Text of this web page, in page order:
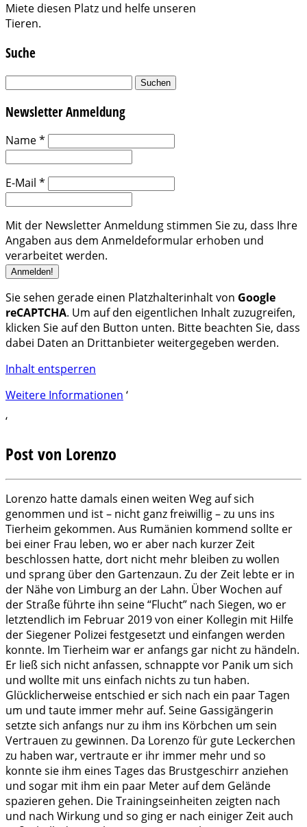
Miete diesen Platz und helfe unseren
Tieren.
Suche
Suchen
Newsletter Anmeldung
Name*
E-Mail *
Mit der Newsletter Anmeldung stimmen Sie zu, dass Ihre
Angaben aus dem Anmeldeformular erhoben und
verarbeitet werden.
Sie sehen gerade einen Platzhalterinhalt von Google
reCAPTCHA. Um auf den eigentlichen Inhalt zuzugreifen,
klicken Sie auf den Button unten. Bitte beachten Sie, dass
dabei Daten an Drittanbieter weitergegeben werden.
Inhalt entsperren
Weitere Informationen ‘
‘
Post von Lorenzo
Lorenzo hatte damals einen weiten Weg auf sich
genommen und ist – nicht ganz freiwillig – zu uns ins
Tierheim gekommen. Aus Rumänien kommend sollte er
bei einer Frau leben, wo er aber nach kurzer Zeit
beschlossen hatte, dort nicht mehr bleiben zu wollen
und sprang über den Gartenzaun. Zu der Zeit lebte er in
der Nähe von Limburg an der Lahn. Über Wochen auf
der Straße führte ihn seine “Flucht” nach Siegen, wo er
letztendlich im Februar 2019 von einer Kollegin mit Hilfe
der Siegener Polizei festgesetzt und einfangen werden
konnte. Im Tierheim war er anfangs gar nicht zu händeln.
Er ließ sich nicht anfassen, schnappte vor Panik um sich
und wollte mit uns einfach nichts zu tun haben.
Glücklicherweise entschied er sich nach ein paar Tagen
um und taute immer mehr auf. Seine Gassigängerin
setzte sich anfangs nur zu ihm ins Körbchen um sein
Vertrauen zu gewinnen. Da Lorenzo für gute Leckerchen
zu haben war, vertraute er ihr immer mehr und so
konnte sie ihm eines Tages das Brustgeschirr anziehen
und sogar mit ihm ein paar Meter auf dem Gelände
spazieren gehen. Die Trainingseinheiten zeigten nach
und nach Wirkung und so ging er nach einiger Zeit auch